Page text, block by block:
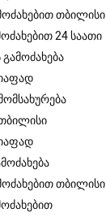
თბილისი
24 საათი
თბილისი